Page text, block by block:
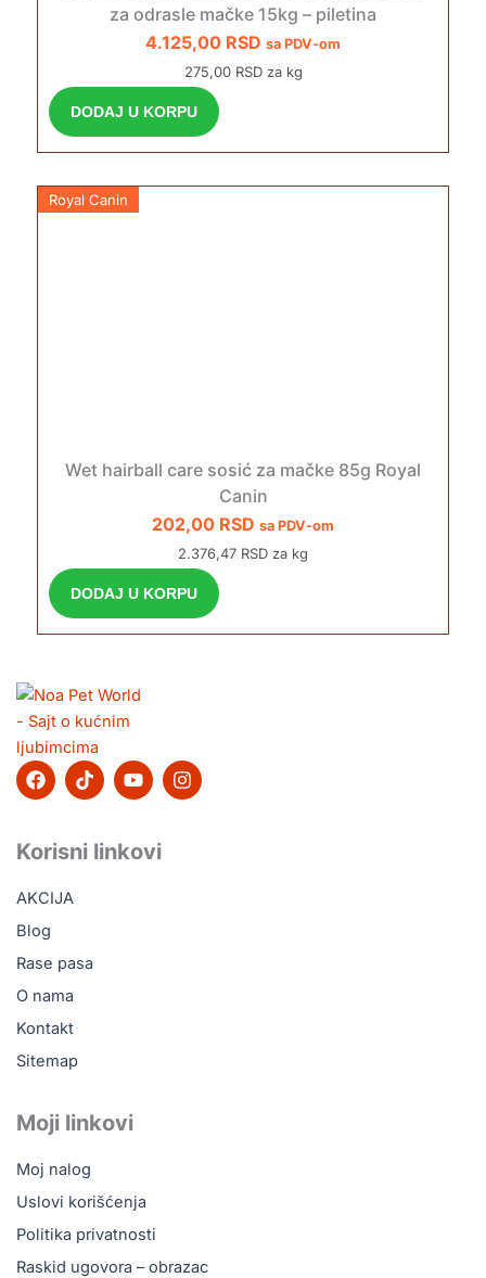
za odrasle mačke 15kg – piletina
4.125,00 RSD sa PDV-om
275,00 RSD za kg
DODAJ U KORPU
Royal Canin
Wet hairball care sosić za mačke 85g Royal
Canin
202,00 RSD sa PDV-om
2.376,47 RSD za kg
DODAJ U KORPU
F
a
b
o
k
T
i
o
k
Y
o
u
b
I
n
Korisni linkovi
AKCIJA
Blog
Rase pasa
O nama
Kontakt
Sitemap
Moji linkovi
Moj nalog
Uslovi korišćenja
Politika privatnosti
Raskid ugovora – obrazac